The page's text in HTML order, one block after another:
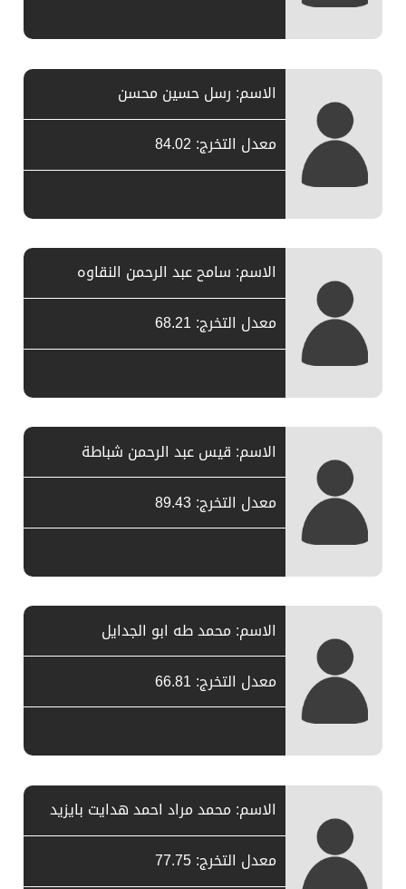
الاسم: رسل حسين محسن
معدل التخرج: 84.02
الاسم: سامح عبد الرحمن النقاوه
معدل التخرج: 68.21
الاسم: قيس عبد الرحمن شباطة
معدل التخرج: 89.43
الاسم: محمد طه ابو الجدايل
معدل التخرج: 66.81
الاسم: محمد مراد احمد هدايت بايزيد
معدل التخرج: 77.75